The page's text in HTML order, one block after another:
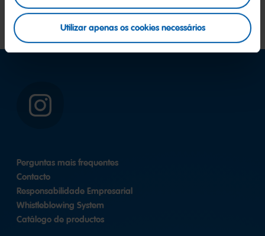
Utilizar apenas os cookies necessários
Transferir (5,2 MB)
Instagram
Perguntas mais frequentes
Contacto
Responsabilidade Empresarial
Whistleblowing System
Catálogo de productos